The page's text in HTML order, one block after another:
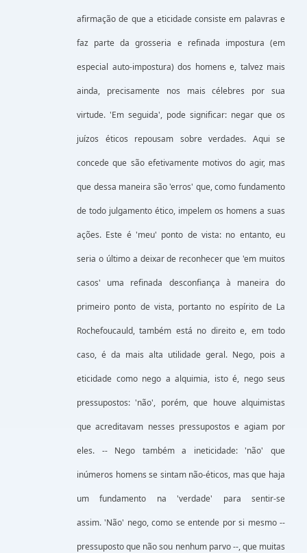
afirmação de que a eticidade consiste em palavras e
faz parte da grosseria e refinada impostura (em
especial auto-impostura) dos homens e, talvez mais
ainda, precisamente nos mais célebres por sua
virtude. 'Em seguida', pode significar: negar que os
juízos éticos repousam sobre verdades. Aqui se
concede que são efetivamente motivos do agir, mas
que dessa maneira são 'erros' que, como fundamento
de todo julgamento ético, impelem os homens a suas
ações. Este é 'meu' ponto de vista: no entanto, eu
seria o último a deixar de reconhecer que 'em muitos
casos' uma refinada desconfiança à maneira do
primeiro ponto de vista, portanto no espírito de La
Rochefoucauld, também está no direito e, em todo
caso, é da mais alta utilidade geral. Nego, pois a
eticidade como nego a alquimia, isto é, nego seus
pressupostos: 'não', porém, que houve alquimistas
que acreditavam nesses pressupostos e agiam por
eles. -- Nego também a ineticidade: 'não' que
inúmeros homens se sintam não-éticos, mas que haja
um fundamento na 'verdade' para sentir-se
assim. 'Não' nego, como se entende por si mesmo --
pressuposto que não sou nenhum parvo --, que muitas